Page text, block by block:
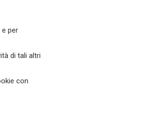
per
di tali altri
con